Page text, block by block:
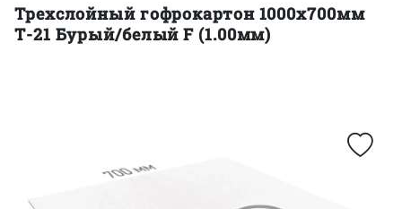
Трехслойный гофрокартон 1000x700мм
Т-21 Бурый/белый F (1.00мм)